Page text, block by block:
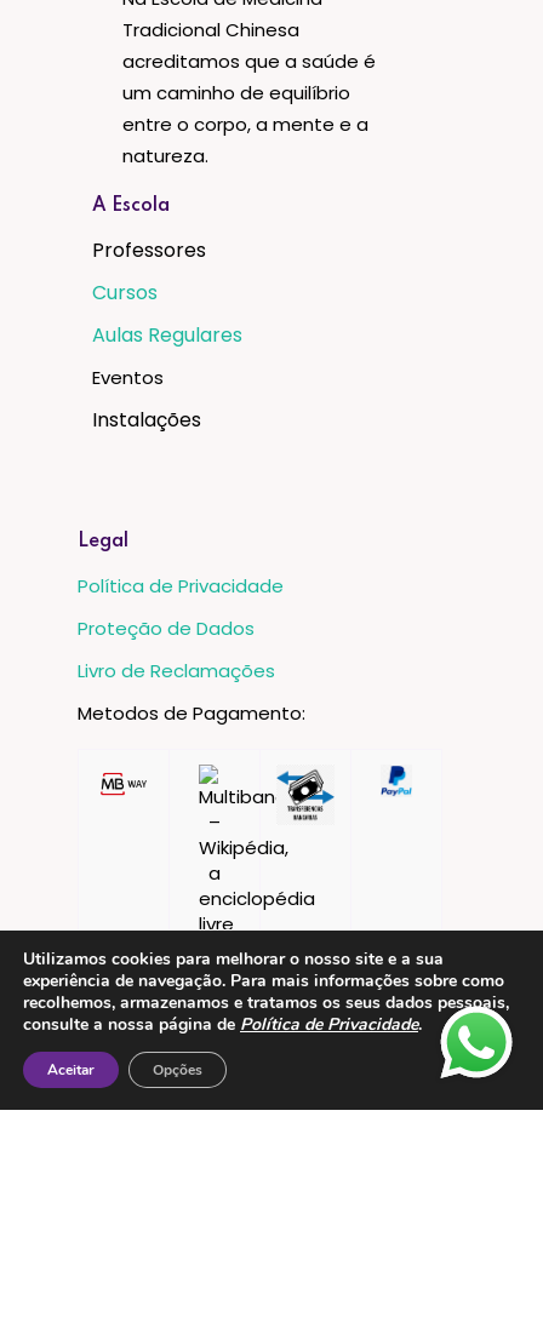
Tradicional Chinesa
acreditamos que a saúde é
um caminho de equilíbrio
entre o corpo, a mente e a
natureza.
A Escola
Professores
Cursos
Aulas Regulares
Eventos
Instalações
Legal
Política de Privacidade
Proteção de Dados
Livro de Reclamações
Metodos de Pagamento:
Utilizamos cookies para melhorar o nosso site e a sua
experiência de navegação. Para mais informações sobre como
recolhemos, armazenamos e tratamos os seus dados pessoais,
consulte a nossa página de Política de Privacidade.
Aceitar Opções